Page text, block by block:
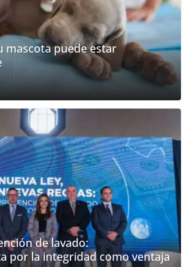
mascota puede estar
de lavado:
por la integridad como ventaja